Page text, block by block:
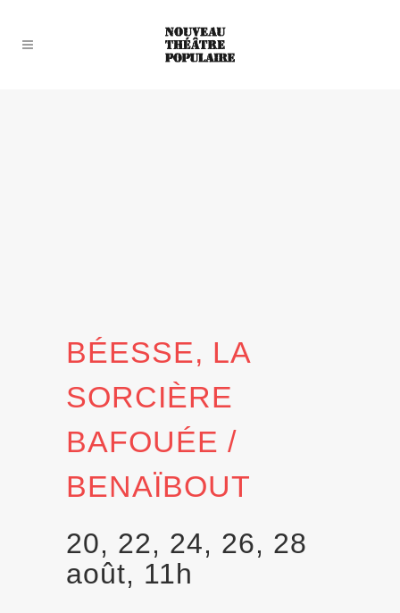
BÉESSE, LA
SORCIÈRE
BAFOUÉE /
BENAÏBOUT
20, 22, 24, 26, 28
août, 11h